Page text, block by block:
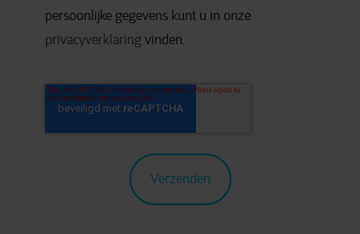
persoonlijke gegevens kunt u in onze
privacyverklaring vinden.